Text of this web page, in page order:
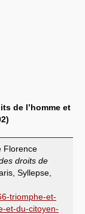
de l’homme et
Florence
droits de
Syllepse,
triomphe-et-
et-du-citoyen-